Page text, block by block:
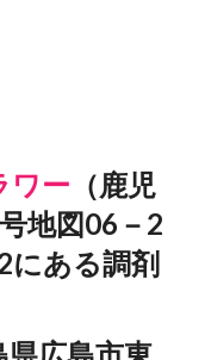
ワー （鹿児
地図06－2
ある調剤